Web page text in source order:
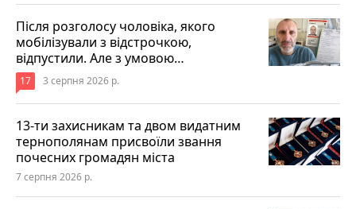
Після розголосу чоловіка, якого
мобілізували з відстрочкою,
відпустили. Але з умовою…
17 3 серпня 2026 р.
13-ти захисникам та двом видатним
тернополянам присвоїли звання
почесних громадян міста
7 серпня 2026 р.